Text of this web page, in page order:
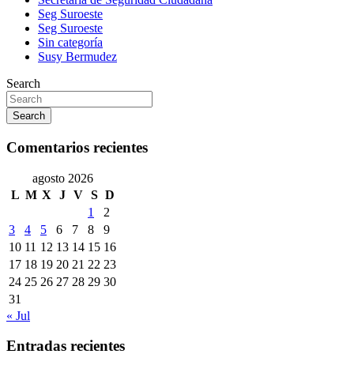
Seg Suroeste
Seg Suroeste
Sin categoría
Susy Bermudez
Search
Search
Comentarios recientes
agosto 2026
L M X J V S D
1
2
3
4 5 6 7 8
9
10 11 12 13 14 15 16
17 18 19 20 21 22 23
24 25 26 27 28 29 30
31
« Jul
Entradas recientes